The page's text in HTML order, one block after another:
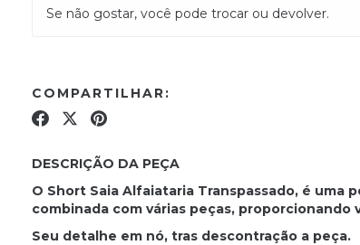
Se não gostar, você pode trocar ou devolver.
COMPARTILHAR:
DESCRIÇÃO DA PEÇA
O Short Saia Alfaiataria Transpassado, é uma
combinada com várias peças, proporcionando
Seu detalhe em nó, tras descontração a peça.